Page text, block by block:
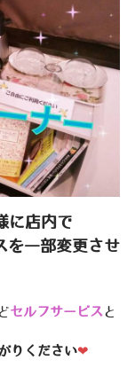
に店内で
を一部変更させ
セルフサービスと
りください❤